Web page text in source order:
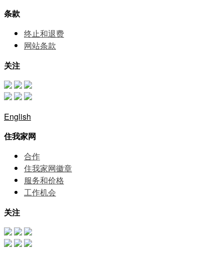
条款
终止和退费
网站条款
关注
English
住我家网
合作
住我家网徽章
服务和价格
⼯作机会
关注